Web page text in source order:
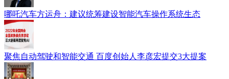
哪吒汽车方运舟：建议统筹建设智能汽车操作系统生态
聚焦自动驾驶和智能交通 百度创始人李彦宏提交3大提案